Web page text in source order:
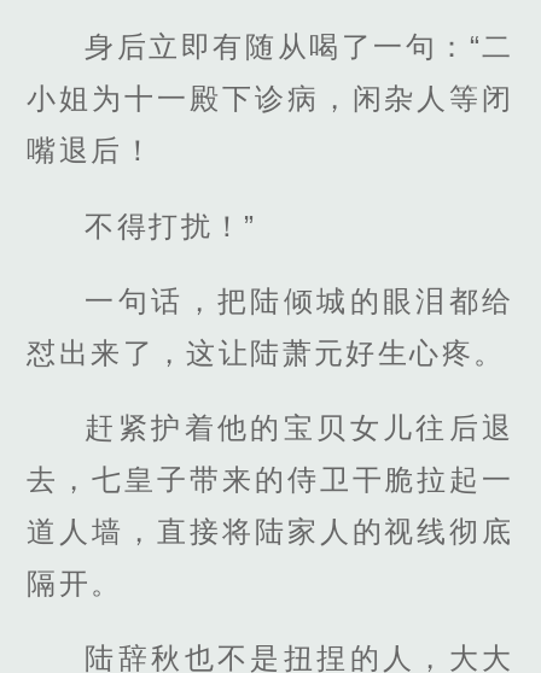
身后立即有随从喝了一句：“二
小姐为十一殿下诊病，闲杂人等闭
嘴退后！
不得打扰！”
一句话，把陆倾城的眼泪都给
怼出来了，这让陆萧元好生心疼。
赶紧护着他的宝贝女儿往后退
去，七皇子带来的侍卫干脆拉起一
道人墙，直接将陆家人的视线彻底
隔开。
陆辞秋也不是扭捏的人，大大